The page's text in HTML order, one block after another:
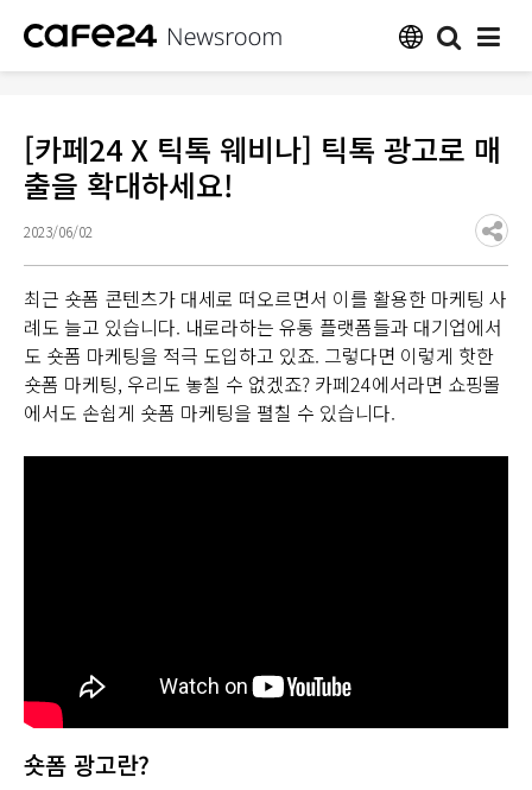
[카페24 X 틱톡 웨비나] 틱톡 광고로 매
출을 확대하세요!
2023/06/02
최근 숏폼 콘텐츠가 대세로 떠오르면서 이를 활용한 마케팅 사
례도 늘고 있습니다. 내로라하는 유통 플랫폼들과 대기업에서
도 숏폼 마케팅을 적극 도입하고 있죠. 그렇다면 이렇게 핫한
숏폼 마케팅, 우리도 놓칠 수 없겠죠? 카페24에서라면 쇼핑몰
에서도 손쉽게 숏폼 마케팅을 펼칠 수 있습니다.
숏폼 광고란?